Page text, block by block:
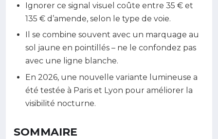
Ignorer ce signal visuel coûte entre 35 € et
135 € d’amende, selon le type de voie.
Il se combine souvent avec un marquage au
sol jaune en pointillés – ne le confondez pas
avec une ligne blanche.
En 2026, une nouvelle variante lumineuse a
été testée à Paris et Lyon pour améliorer la
visibilité nocturne.
SOMMAIRE